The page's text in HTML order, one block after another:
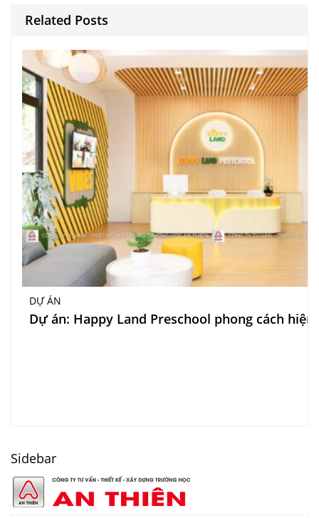
Related Posts
DỰ ÁN
Dự án: Happy Land Preschool phong cách
Sidebar